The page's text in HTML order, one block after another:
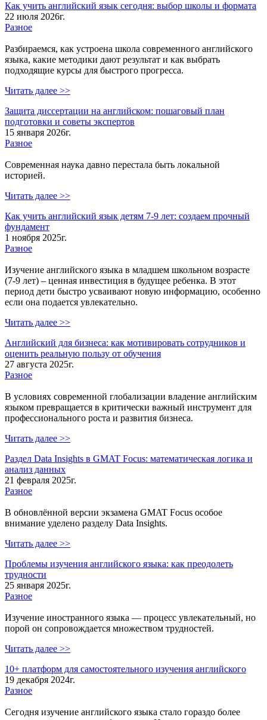
Как учить английский язык сегодня: выбор школы и формата
22 июля 2026г.
Разное
Разбираемся, как устроена школа современного английского
языка, какие методики дают результат и как выбрать
подходящие курсы для быстрого прогресса.
Читать далее >>
Защита диссертации на английском: пошаговый план
подготовки и советы экспертов
15 января 2026г.
Разное
Современная наука давно перестала быть локальной
историей.
Читать далее >>
Как учить английский язык детям 7-9 лет: создаем прочный
фундамент
1 ноября 2025г.
Разное
Изучение английского языка в младшем школьном возрасте
(7-9 лет) – ценная инвестиция в будущее ребенка. В этот
период дети быстро усваивают новую информацию, особенно
если она подается увлекательно.
Читать далее >>
Английский для бизнеса: как мотивировать сотрудников и
оценить реальную пользу от обучения
27 августа 2025г.
Разное
В условиях современной глобализации владение английским
языком превращается в критически важный инструмент для
профессионального роста и развития бизнеса.
Читать далее >>
Раздел Data Insights в GMAT Focus: математическая логика и
анализ данных
21 февраля 2025г.
Разное
В обновлённой версии экзамена GMAT Focus особое
внимание уделено разделу Data Insights.
Читать далее >>
Проблемы изучения английского языка: как преодолеть
трудности
25 января 2025г.
Разное
Изучение иностранного языка — процесс увлекательный, но
порой он сопровождается множеством трудностей.
Читать далее >>
10+ платформ для самостоятельного изучения английского
19 декабря 2024г.
Разное
Сегодня изучение английского языка стало гораздо более